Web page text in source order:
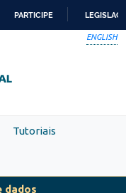
PARTICIPE
ENGLISH
Tutoriais
dados